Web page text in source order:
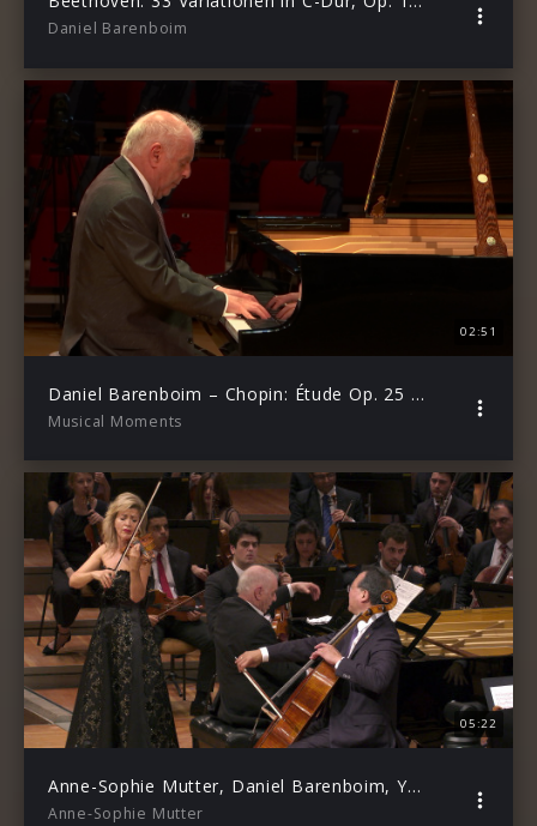
Daniel Barenboim
02:51
Daniel Barenboim – Chopin: Étude Op. 25 Nr. 1 in As-Dur (Live aus dem Pierre Boulez Saal, 2020)
Musical Moments
05:22
Anne-Sophie Mutter, Daniel Barenboim, Yo-Yo Ma – Beethoven: Triple Concerto in C-Dur, Op. 56 Nr. 2
Anne-Sophie Mutter